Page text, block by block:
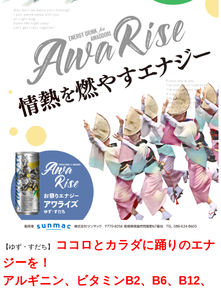
【ゆず・すだち】
ココロとカラダに踊りのエナ
ジーを！
アルギニン、ビタミンB2、B6、B12、